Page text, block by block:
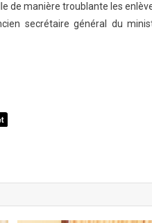
de manière troublante les
secrétaire général du